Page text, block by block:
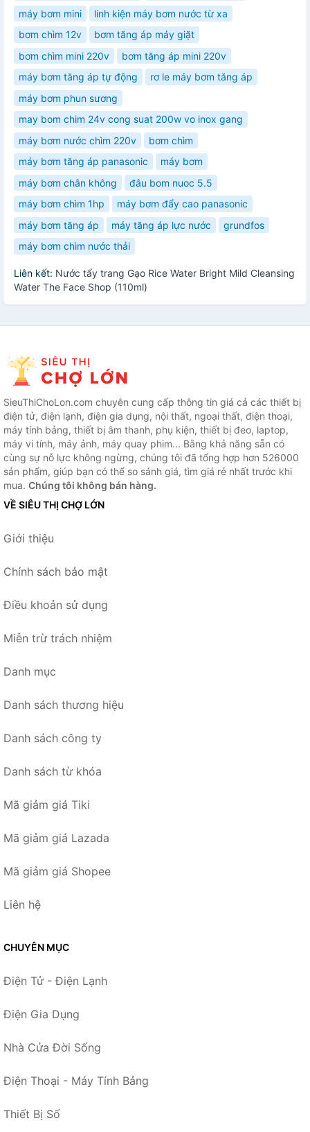
máy bơm mini
linh kiện máy bơm nước từ xa
bơm chìm 12v
bơm tăng áp máy giặt
bơm chìm mini 220v
bơm tăng áp mini 220v
máy bơm tăng áp tự động
rơ le máy bơm tăng áp
máy bơm phun sương
may bom chim 24v cong suat 200w vo inox gang
máy bơm nước chìm 220v
bơm chìm
máy bơm tăng áp panasonic
máy bơm
máy bơm chân không
đâu bom nuoc 5.5
máy bơm chìm 1hp
máy bơm đẩy cao panasonic
máy bơm tăng áp
máy tăng áp lực nước
grundfos
máy bơm chìm nước thải
Liên kết: Nước tẩy trang Gạo Rice Water Bright Mild Cleansing
Water The Face Shop (110ml)
SieuThiChoLon.com chuyên cung cấp thông tin giá cả các thiết bị
điện tử, điện lạnh, điện gia dụng, nội thất, ngoại thất, điện thoại,
máy tính bảng, thiết bị âm thanh, phụ kiện, thiết bị đeo, laptop,
máy vi tính, máy ảnh, máy quay phim... Bằng khả năng sẵn có
cùng sự nỗ lực không ngừng, chúng tôi đã tổng hợp hơn 526000
sản phẩm, giúp bạn có thể so sánh giá, tìm giá rẻ nhất trước khi
mua. Chúng tôi không bán hàng.
VỀ SIÊU THỊ CHỢ LỚN
Giới thiệu
Chính sách bảo mật
Điều khoản sử dụng
Miễn trừ trách nhiệm
Danh mục
Danh sách thương hiệu
Danh sách công ty
Danh sách từ khóa
Mã giảm giá Tiki
Mã giảm giá Lazada
Mã giảm giá Shopee
Liên hệ
CHUYÊN MỤC
Điện Tử - Điện Lạnh
Điện Gia Dụng
Nhà Cửa Đời Sống
Điện Thoại - Máy Tính Bảng
Thiết Bị Số